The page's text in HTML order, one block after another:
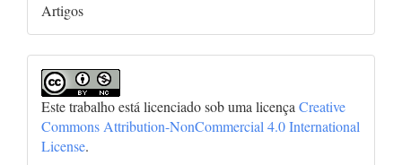
Artigos
Este trabalho está licenciado sob uma licençaCreative
Commons Attribution-NonCommercial 4.0 International
License.